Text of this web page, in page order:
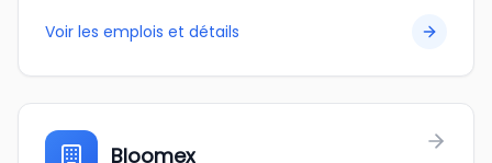
Voir les emplois et détails
Bloomex